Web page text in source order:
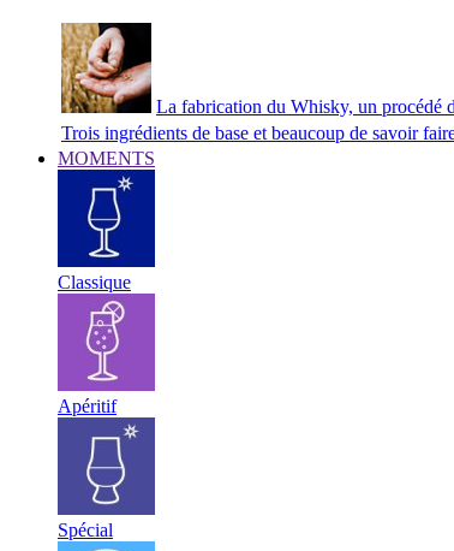
La fabrication du Whisky, un procédé
Trois ingrédients de base et beaucoup de savoir
MOMENTS
Classique
Apéritif
Spécial